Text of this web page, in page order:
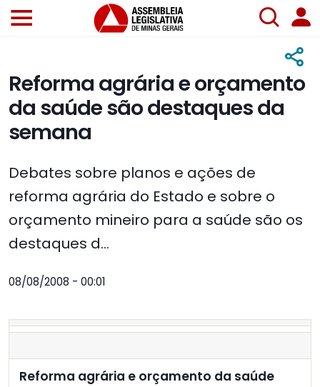
Reforma agrária e orçamento
da saúde são destaques da
semana
Debates sobre planos e ações de
reforma agrária do Estado e sobre o
orçamento mineiro para a saúde são os
destaques d...
08/08/2008 - 00:01
Reforma agrária e orçamento da saúde